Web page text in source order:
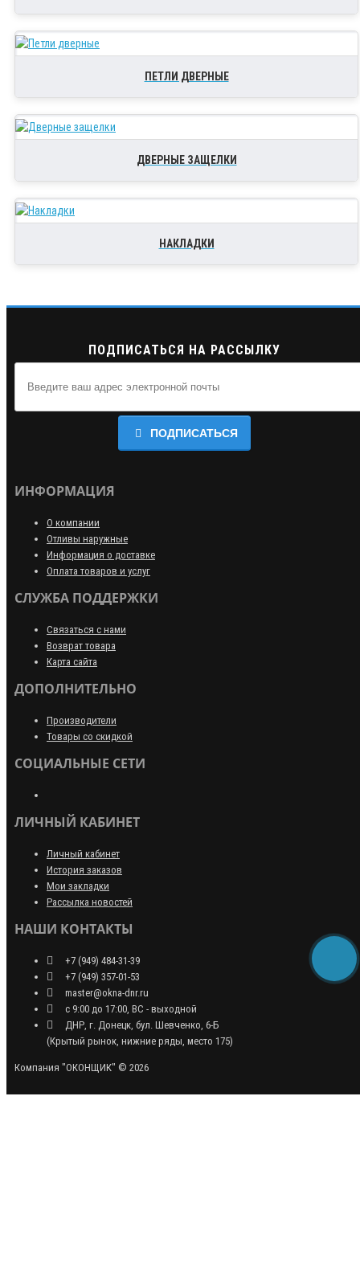
ПЕТЛИ ДВЕРНЫЕ
ДВЕРНЫЕ ЗАЩЕЛКИ
НАКЛАДКИ
ПОДПИСАТЬСЯ НА РАССЫЛКУ
ПОДПИСАТЬСЯ
ИНФОРМАЦИЯ
О компании
Отливы наружные
Информация о доставке
Оплата товаров и услуг
СЛУЖБА ПОДДЕРЖКИ
Связаться с нами
Возврат товара
Карта сайта
ДОПОЛНИТЕЛЬНО
Производители
Товары со скидкой
СОЦИАЛЬНЫЕ СЕТИ
ЛИЧНЫЙ КАБИНЕТ
Личный кабинет
История заказов
Мои закладки
Рассылка новостей
НАШИ КОНТАКТЫ
+7 (949) 484-31-39
+7 (949) 357-01-53
master@okna-dnr.ru
с 9:00 до 17:00, ВС - выходной
ДНР, г. Донецк, бул. Шевченко, 6-Б
(Крытый рынок, нижние ряды, место 175)
Компания "ОКОНЩИК" © 2026